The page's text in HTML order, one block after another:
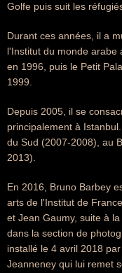
Golfe puis suit les
Durant ces années, il a
l'Institut du monde arabe
en 1996, puis le Petit
1999.
Depuis 2005, il se
principalement à
du Sud (2007-2008), au
2013).
En 2016, Bruno Barbey
arts de l'Institut de
et Jean Gaumy, suite à
dans la section de
installé le 4 avril 2018
Jeanneney qui lui remet